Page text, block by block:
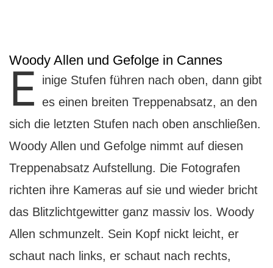
Woody Allen und Gefolge in Cannes
E
inige Stufen führen nach oben, dann gibt
es einen breiten Treppenabsatz, an den
sich die letzten Stufen nach oben anschließen.
Woody Allen und Gefolge nimmt auf diesen
Treppenabsatz Aufstellung. Die Fotografen
richten ihre Kameras auf sie und wieder bricht
das Blitzlichtgewitter ganz massiv los. Woody
Allen schmunzelt. Sein Kopf nickt leicht, er
schaut nach links, er schaut nach rechts,